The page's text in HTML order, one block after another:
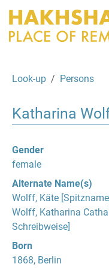
Look-up Persons
Katharina
Gender
female
Alternate Name(s)
Wolff, Käte [Spitzname]
Wolff, Katharina
Schreibweise]
Born
1868, Berlin